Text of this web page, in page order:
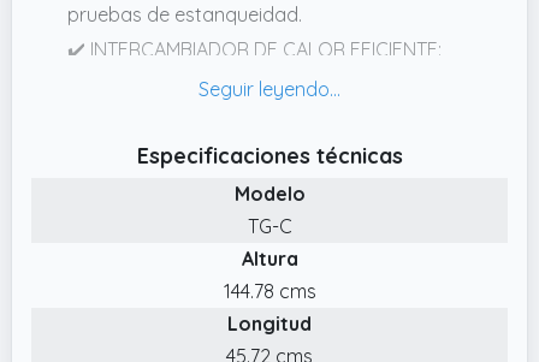
pruebas de estanqueidad.
✔️ INTERCAMBIADOR DE CALOR EFICIENTE:
serpentina con una superficie muy amplia
de agua óptimo.
✔️ BUEN AISLAMIENTO: Aislamiento de 50 mm
de espesor de espuma de poliuretano de
✔️ MULTIFUNCIONALIDAD: Ideal en
combinación con todas las fuentes de calor,
Especificaciones técnicas
Modelo
TG-C
Altura
144.78 cms
Longitud
45.72 cms